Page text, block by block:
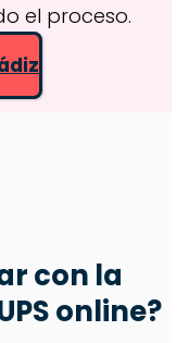
el proceso.
con la
online?